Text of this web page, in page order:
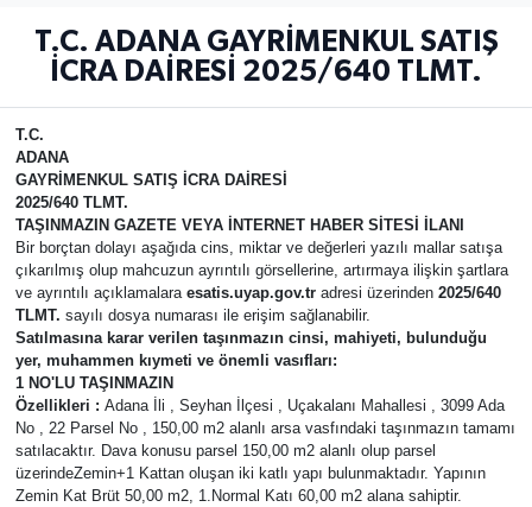
T.C. ADANA GAYRİMENKUL SATIŞ
İCRA DAİRESİ 2025/640 TLMT.
T.C.
ADANA
GAYRİMENKUL SATIŞ İCRA DAİRESİ
2025/640 TLMT.
TAŞINMAZIN GAZETE VEYA İNTERNET HABER SİTESİ İLANI
Bir borçtan dolayı aşağıda cins, miktar ve değerleri yazılı mallar satışa
çıkarılmış olup mahcuzun ayrıntılı görsellerine, artırmaya ilişkin şartlara
ve ayrıntılı açıklamalara esatis.uyap.gov.tradresi üzerinden 2025/640
TLMT. sayılı dosya numarası ile erişim sağlanabilir.
Satılmasına karar verilen taşınmazın cinsi, mahiyeti, bulunduğu
yer, muhammen kıymeti ve önemli vasıfları:
1 NO'LU TAŞINMAZIN
Özellikleri : Adana İli , Seyhan İlçesi , Uçakalanı Mahallesi , 3099 Ada
No , 22 Parsel No , 150,00 m2 alanlı arsa vasfındaki taşınmazın tamamı
satılacaktır. Dava konusu parsel 150,00 m2 alanlı olup parsel
üzerindeZemin+1 Kattan oluşan iki katlı yapı bulunmaktadır. Yapının
Zemin Kat Brüt 50,00 m2, 1.Normal Katı 60,00 m2 alana sahiptir.
Ekonomi
Haber Reklam
Magazin
Özel
Resmi İlanlar
Sağlık
Siyaset
Tüm Manşetler
Haber Arşivi